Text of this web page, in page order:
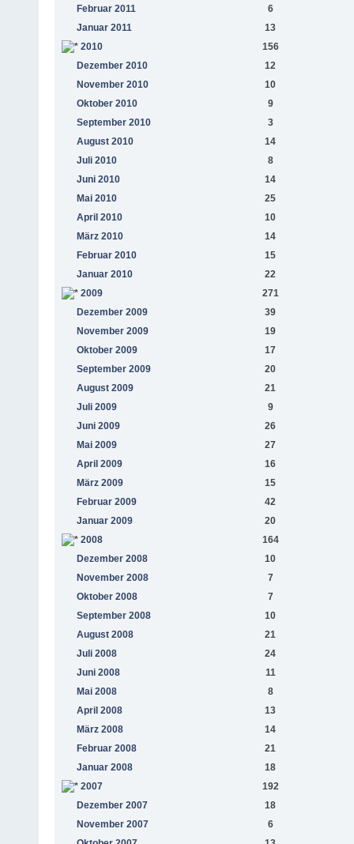
Februar 2011
6
Januar 2011
13
2010
156
Dezember 2010
12
November 2010
10
Oktober 2010
9
September 2010
3
August 2010
14
Juli 2010
8
Juni 2010
14
Mai 2010
25
April 2010
10
März 2010
14
Februar 2010
15
Januar 2010
22
2009
271
Dezember 2009
39
November 2009
19
Oktober 2009
17
September 2009
20
August 2009
21
Juli 2009
9
Juni 2009
26
Mai 2009
27
April 2009
16
März 2009
15
Februar 2009
42
Januar 2009
20
2008
164
Dezember 2008
10
November 2008
7
Oktober 2008
7
September 2008
10
August 2008
21
Juli 2008
24
Juni 2008
11
Mai 2008
8
April 2008
13
März 2008
14
Februar 2008
21
Januar 2008
18
2007
192
Dezember 2007
18
November 2007
6